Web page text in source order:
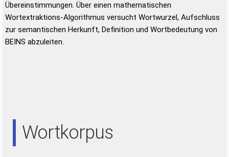
Übereinstimmungen. Über einen mathematischen
Wortextraktions-Algorithmus versucht Wortwurzel, Aufschluss
zur semantischen Herkunft, Definition und Wortbedeutung von
BEINS abzuleiten.
Wortkorpus